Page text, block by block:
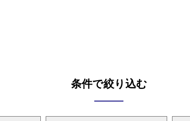
条件で絞り込む